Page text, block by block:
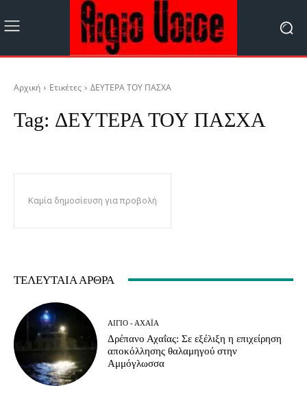
Αρχική Ετικέτες ΔΕΥΤΕΡΑ ΤΟΥ ΠΑΣΧΑ
Tag: ΔΕΥΤΕΡΑ ΤΟΥ ΠΑΣΧΑ
Καμία δημοσίευση για προβολή
ΤΕΛΕΥΤΑΊΑ ΆΡΘΡΑ
ΑΊΓΙΟ - ΑΧΑΪ́Α
Δρέπανο Αχαΐας: Σε εξέλιξη η επιχείρηση
αποκόλλησης θαλαμηγού στην
Αμμόγλωσσα